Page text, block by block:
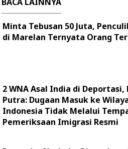
Minta Tebusan 50 Juta,
di Marelan Ternyata Orang
2 WNA Asal India di Deportasi,
Putra: Dugaan Masuk ke
Indonesia Tidak Melalui
Pemeriksaan Imigrasi Resmi